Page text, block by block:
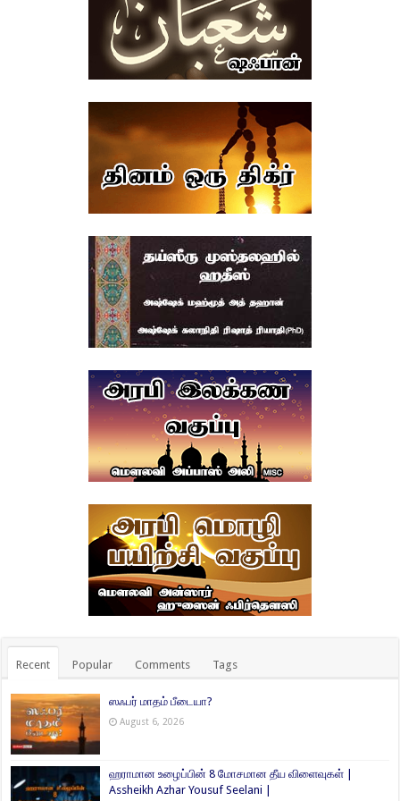
Recent Popular Comments Tags
ஸஃபர் மாதம் பீடையா?
August 6, 2026
ஹராமான உழைப்பின் 8 மோசமான தீய விளைவுகள் |
Assheikh Azhar Yousuf Seelani |